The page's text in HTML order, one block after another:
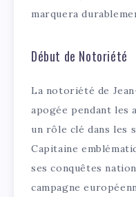
marquera
Début de Notoriété
La notoriété de
apogée pendant les
un rôle clé dans les
Capitaine
ses conquêtes
campagne